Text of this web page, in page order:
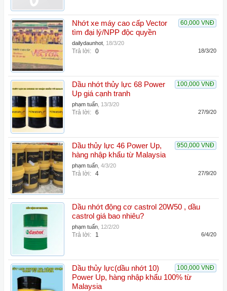
60,000 VNĐ
Nhớt xe máy cao cấp Vector
tìm đại lý/NPP độc quyền
dailydaunhot 18/3/20
Trả lời: 0 18/3/20
100,000 VNĐ
Dầu nhớt thủy lực 68 Power
Up giá cạnh tranh
phạm tuấn 13/3/20
Trả lời: 6 27/9/20
950,000 VNĐ
Dầu thủy lực 46 Power Up,
hàng nhập khẩu từ Malaysia
phạm tuấn 4/3/20
Trả lời: 4 27/9/20
Dầu nhớt động cơ castrol 20W50 , dầu
castrol giá bao nhiêu?
phạm tuấn 12/2/20
Trả lời: 1 6/4/20
100,000 VNĐ
Dầu thủy lực(dầu nhớt 10)
Power Up, hàng nhập khẩu 100% từ
Malaysia